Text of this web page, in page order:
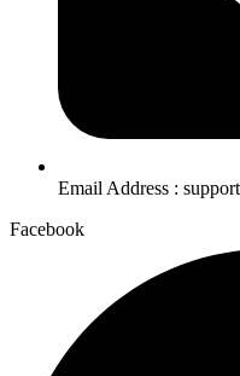
Email Address :
Facebook